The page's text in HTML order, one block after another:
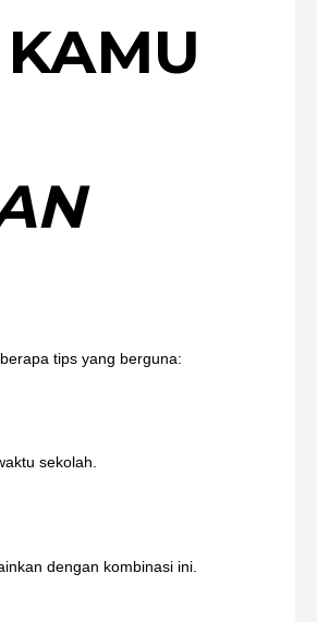
tips yang berguna:
sekolah.
dengan kombinasi ini.